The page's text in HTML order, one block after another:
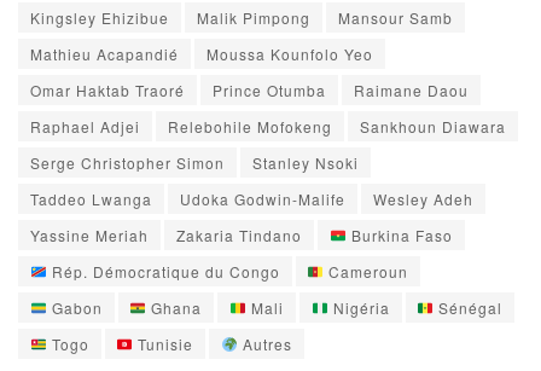
Kingsley Ehizibue
Malik Pimpong
Mansour Samb
Mathieu Acapandié
Moussa Kounfolo Yeo
Omar Haktab Traoré
Prince Otumba
Raimane Daou
Raphael Adjei
Relebohile Mofokeng
Sankhoun Diawara
Serge Christopher Simon
Stanley Nsoki
Taddeo Lwanga
Udoka Godwin-Malife
Wesley Adeh
Yassine Meriah
Zakaria Tindano
Burkina Faso
Rép. Démocratique du Congo
Cameroun
Gabon
Ghana Mali Nigéria
Sénégal
Togo
Tunisie Autres